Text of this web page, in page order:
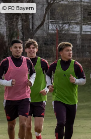
© FC Bayern